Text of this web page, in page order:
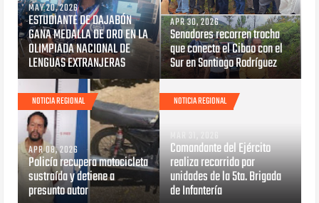
MAY 20, 2026
ESTUDIANTE DE DAJABÓN
GANA MEDALLA DE ORO EN LA
OLIMPIADA NACIONAL DE
LENGUAS EXTRANJERAS
APR 30, 2026
Senadores recorren trocha
que conecta el Cibao con el
Sur en Santiago Rodríguez
NOTICIA REGIONAL
APR 08, 2026
Policía recupera motocicleta
sustraída y detiene a
presunto autor
NOTICIA REGIONAL
MAR 31, 2026
Comandante del Ejército
realiza recorrido por
unidades de la 5ta. Brigada
de Infantería